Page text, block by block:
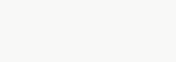
напоминает гориллу и